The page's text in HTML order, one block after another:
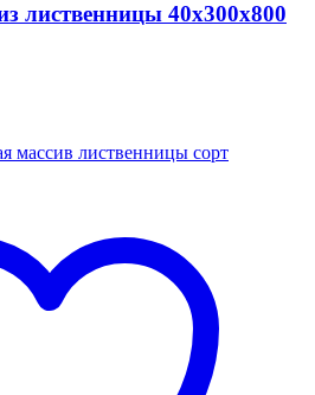
лиственницы 40x300x800